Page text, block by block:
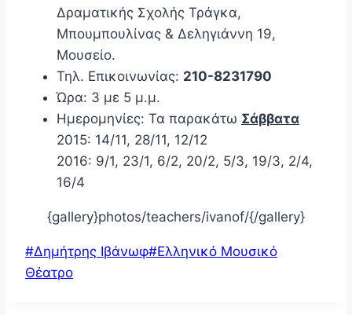
Δραματικής Σχολής Τράγκα,
Μπουμπουλίνας & Δεληγιάννη 19,
Μουσείο.
Τηλ. Επικοινωνίας: 210-8231790
Ώρα: 3 με 5 μ.μ.
Ημερομηνίες: Τα παρακάτω Σάββατα
2015: 14/11, 28/11, 12/12
2016: 9/1, 23/1, 6/2, 20/2, 5/3, 19/3, 2/4,
16/4
{gallery}photos/teachers/ivanof/{/gallery}
Post
Tags:
#Δημήτρης Ιβάνωφ#Ελληνικό Μουσικό
Θέατρο